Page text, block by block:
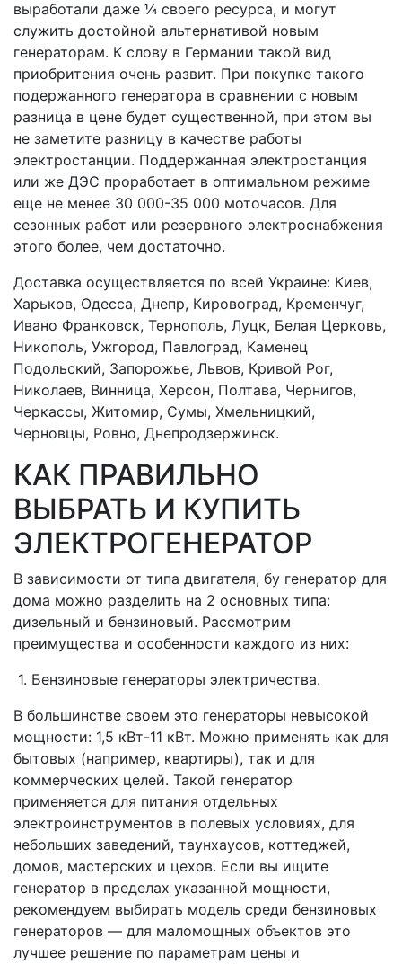
выработали даже ¼ своего ресурса, и могут
служить достойной альтернативой новым
генераторам. К слову в Германии такой вид
приобритения очень развит. При покупке такого
подержанного генератора в сравнении с новым
разница в цене будет существенной, при этом вы
не заметите разницу в качестве работы
электростанции. Поддержанная электростанция
или же ДЭС проработает в оптимальном режиме
еще не менее 30 000-35 000 моточасов. Для
сезонных работ или резервного электроснабжения
этого более, чем достаточно.
Доставка осуществляется по всей Украине: Киев,
Харьков, Одесса, Днепр, Кировоград, Кременчуг,
Ивано Франковск, Тернополь, Луцк, Белая Церковь,
Никополь, Ужгород, Павлоград, Каменец
Подольский, Запорожье, Львов, Кривой Рог,
Николаев, Винница, Херсон, Полтава, Чернигов,
Черкассы, Житомир, Сумы, Хмельницкий,
Черновцы, Ровно, Днепродзержинск.
КАК ПРАВИЛЬНО
ВЫБРАТЬ И КУПИТЬ
ЭЛЕКТРОГЕНЕРАТОР
В зависимости от типа двигателя, бу генератор для
дома можно разделить на 2 основных типа:
дизельный и бензиновый. Рассмотрим
преимущества и особенности каждого из них:
1. Бензиновые генераторы электричества.
В большинстве своем это генераторы невысокой
мощности: 1,5 кВт-11 кВт. Можно применять как для
бытовых (например, квартиры), так и для
коммерческих целей. Такой генератор
применяется для питания отдельных
электроинструментов в полевых условиях, для
небольших заведений, таунхаусов, коттеджей,
домов, мастерских и цехов. Если вы ищите
генератор в пределах указанной мощности,
рекомендуем выбирать модель среди бензиновых
генераторов — для маломощных объектов это
лучшее решение по параметрам цены и